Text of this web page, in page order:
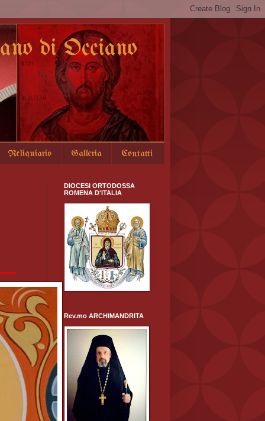
di Occiano
Reliquiario Galleria Contatti
DIOCESI ORTODOSSA
ROMENA D'ITALIA
Rev.mo ARCHIMANDRITA